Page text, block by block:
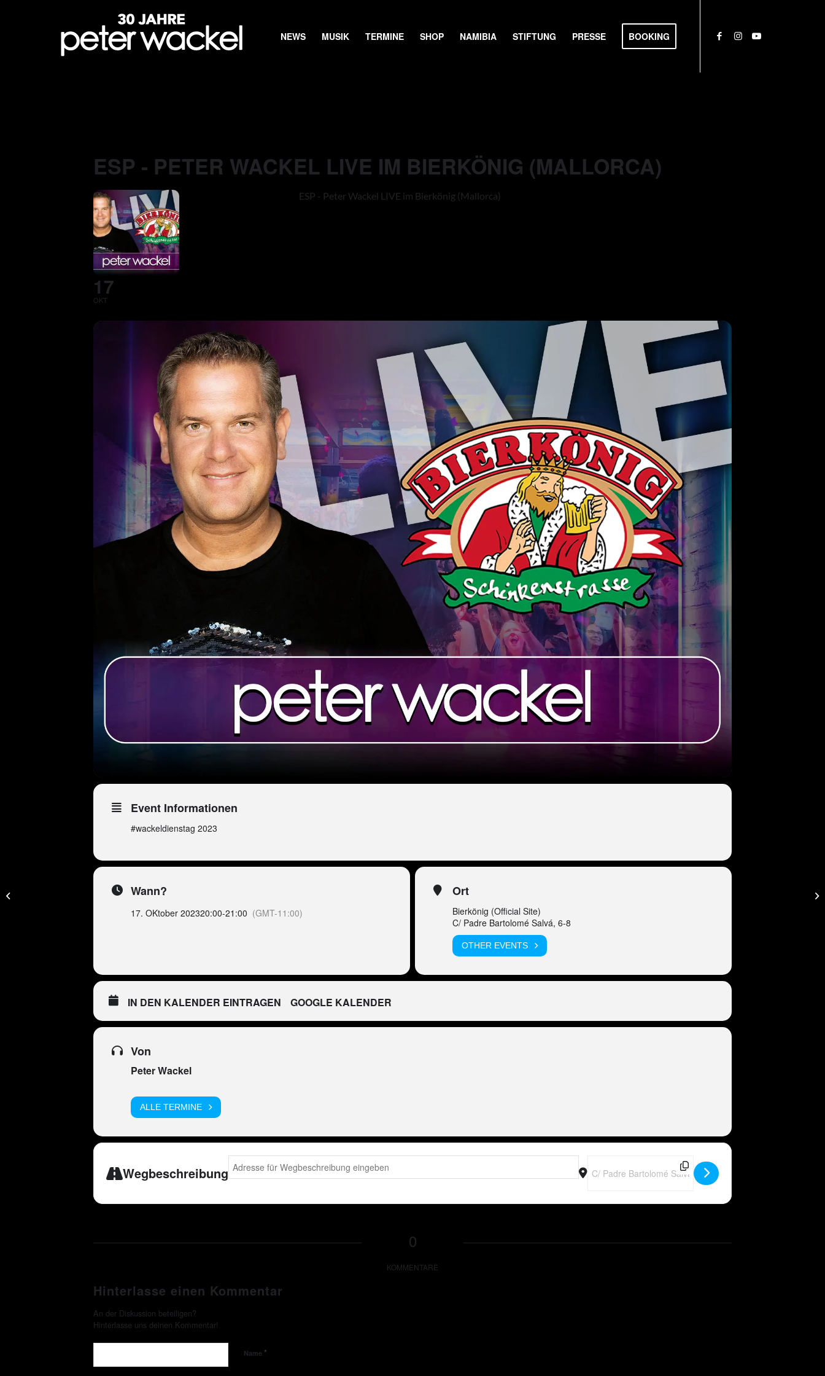
NEWS MUSIK TERMINE SHOP NAMIBIA STIFTUNG PRESSE BOOKING
ESP - PETER WACKEL LIVE IM BIERKÖNIG (MALLORCA)
17
OKT
ESP - Peter Wackel LIVE im Bierkönig (Mallorca)
Event Informationen
#wackeldienstag 2023
Wann?
17. OKtober 202320:00-21:00 (GMT-11:00)
Ort
Bierkönig (Official Site)
C/ Padre Bartolomé Salvá, 6-8
OTHER EVENTS
IN DEN KALENDER EINTRAGEN GOOGLE KALENDER
Von
Peter Wackel
ALLE TERMINE
Wegbeschreibung
Address - ESP - Peter Wackel LIVE im Bierkönig (Mallorca) [2iAm9SirU] Destination Address - ESP - Peter Wackel LIVE im Bierkönig
0
KOMMENTARE
Hinterlasse einen Kommentar
An der Diskussion beteiligen?
Hinterlasse uns deinen Kommentar!
Name *